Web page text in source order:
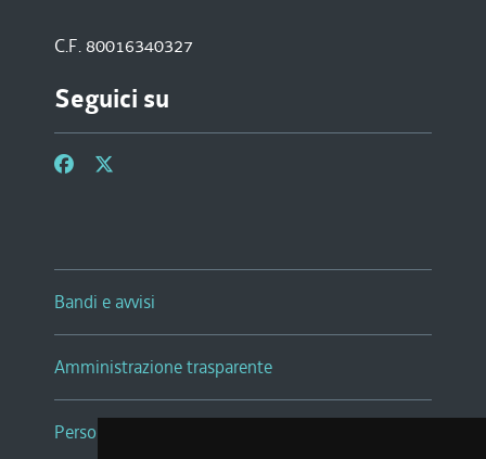
C.F. 80016340327
Seguici su
Bandi e avvisi
Amministrazione trasparente
Persone e Uffici